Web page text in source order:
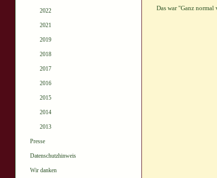
2022
2021
2019
2018
2017
2016
2015
2014
2013
Presse
Datenschutzhinweis
Wir danken
Das war "Ganz normal